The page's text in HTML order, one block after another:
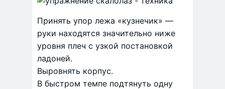
Принять упор лежа «кузнечик» —
руки находятся значительно ниже
уровня плеч с узкой постановкой
ладоней.
Выровнять корпус.
В быстром темпе подтянуть одну